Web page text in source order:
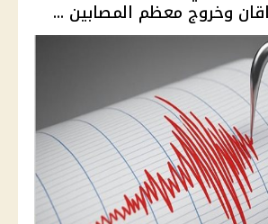
وخروج معظم المصابين ...